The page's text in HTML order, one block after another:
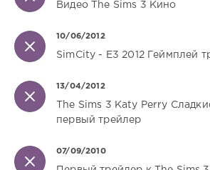
Видео The Sims 3 Кино
10/06/2012
SimCity - E3 2012 Геймплей
13/04/2012
The Sims 3 Katy Perry
первый трейлер
07/09/2010